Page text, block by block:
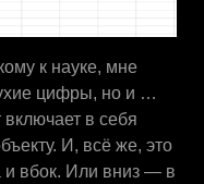
к науке, мне
цифры, но и …
в себя
И, всё же, это
и вбок. Или вниз — в